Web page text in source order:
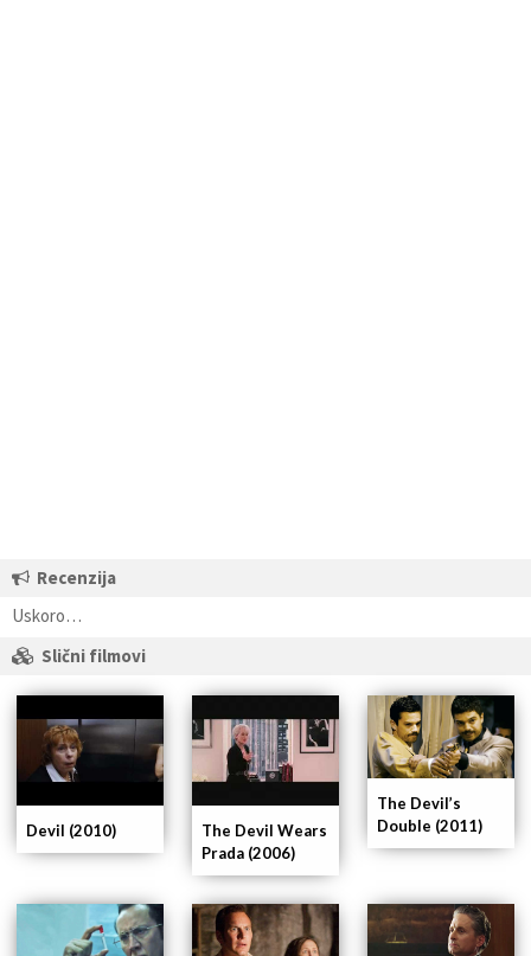
Recenzija
Uskoro…
Slični filmovi
The Devil’s
Double (2011)
The Devil Wears
Prada (2006)
Devil (2010)